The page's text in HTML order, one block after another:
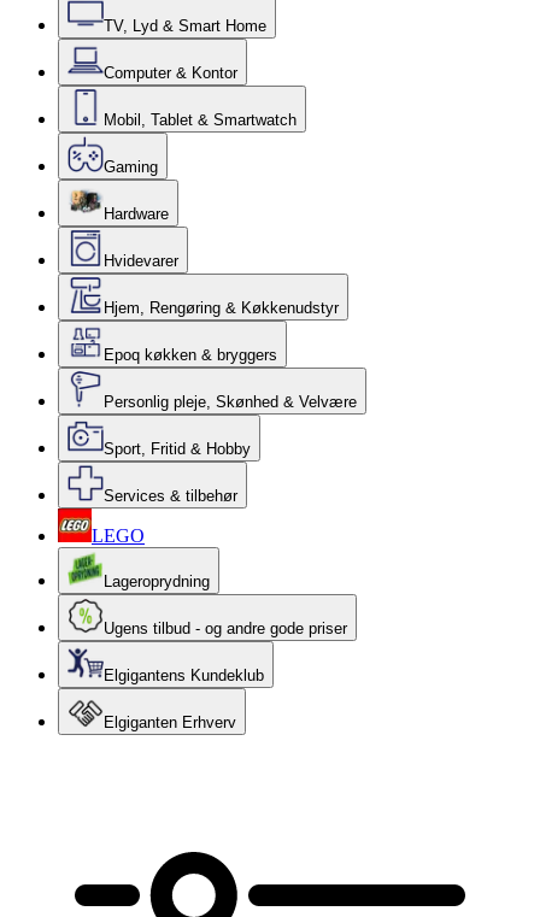
TV, Lyd & Smart Home
Computer & Kontor
Mobil, Tablet & Smartwatch
Gaming
Hardware
Hvidevarer
Hjem, Rengøring & Køkkenudstyr
Epoq køkken & bryggers
Personlig pleje, Skønhed & Velvære
Sport, Fritid & Hobby
Services & tilbehør
LEGO
Lageroprydning
Ugens tilbud - og andre gode priser
Elgigantens Kundeklub
Elgiganten Erhverv